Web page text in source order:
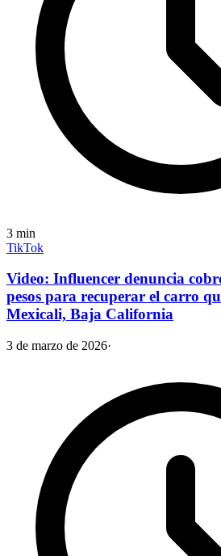
3 min
TikTok
Video: Influencer denuncia
pesos para recuperar el carro
Mexicali, Baja California
3 de marzo de 2026·